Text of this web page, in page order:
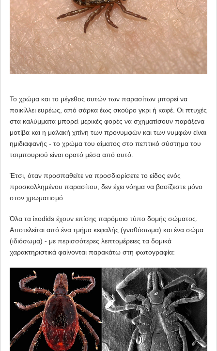
Το χρώμα και το μέγεθος αυτών των παρασίτων μπορεί να
ποικίλλει ευρέως, από σάρκα έως σκούρο γκρι ή καφέ. Οι πτυχές
στα καλύμματα μπορεί μερικές φορές να σχηματίσουν παράξενα
μοτίβα και η μαλακή χιτίνη των προνυμφών και των νυμφών είναι
ημιδιαφανής - το χρώμα του αίματος στο πεπτικό σύστημα του
τσιμπουριού είναι ορατό μέσα από αυτό.
Έτσι, όταν προσπαθείτε να προσδιορίσετε το είδος ενός
προσκολλημένου παρασίτου, δεν έχει νόημα να βασίζεστε μόνο
στον χρωματισμό.
Όλα τα ixodids έχουν επίσης παρόμοιο τύπο δομής σώματος.
Αποτελείται από ένα τμήμα κεφαλής (γναθόσωμα) και ένα σώμα
(ιδιόσωμα) - με περισσότερες λεπτομέρειες τα δομικά
χαρακτηριστικά φαίνονται παρακάτω στη φωτογραφία: